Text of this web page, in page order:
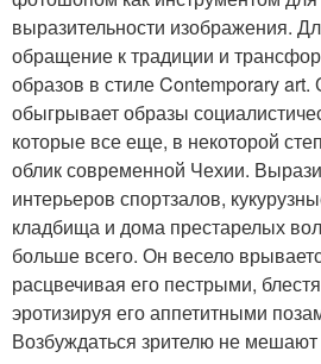
выразительности изображения.
обращение к традиции и
образов в стиле Contemporary art.
обыгрывает образы
которые все еще, в некоторой
облик современной Чехии.
интерьеров спортзалов,
кладбища и дома престарелых
больше всего. Он весело
расцвечивая его пестрыми,
эротизируя его аппетитными
Возбуждаться зрителю не